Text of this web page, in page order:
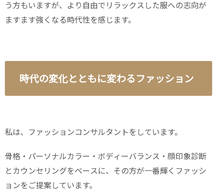
う方もいますが、より自由でリラックスした服への志向が
ますます強くなる時代性を感じます。
時代の変化とともに変わるファッション
私は、ファッションコンサルタントをしています。
骨格・パーソナルカラー・ボディーバランス・顔印象診断
とカウンセリングをベースに、その方が一番輝くファッシ
ョンをご提案しています。